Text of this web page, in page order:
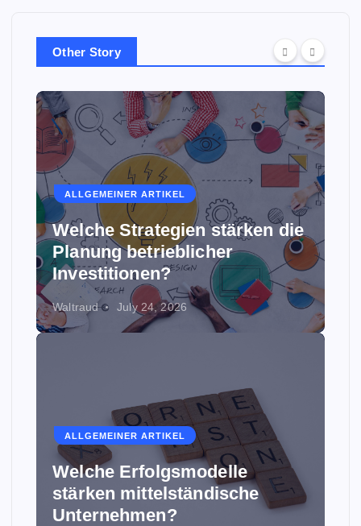
Other Story
ALLGEMEINER ARTIKEL
Welche Strategien stärken die
Planung betrieblicher
Investitionen?
Waltraud July 24, 2026
ALLGEMEINER ARTIKEL
Welche Erfolgsmodelle
stärken mittelständische
Unternehmen?